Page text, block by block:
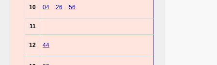
10 04 26 56
11
12 44